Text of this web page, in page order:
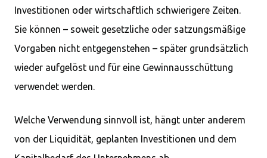
Investitionen oder wirtschaftlich schwierigere Zeiten.
Sie können – soweit gesetzliche oder satzungsmäßige
Vorgaben nicht entgegenstehen – später grundsätzlich
wieder aufgelöst und für eine Gewinnausschüttung
verwendet werden.
Welche Verwendung sinnvoll ist, hängt unter anderem
von der Liquidität, geplanten Investitionen und dem